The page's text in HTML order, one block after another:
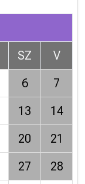
SZ
V
6
7
13
14
20
21
27
28